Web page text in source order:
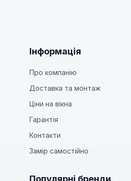
Інформація
Про компанію
Доставка та монтаж
Ціни на вікна
Гарантія
Контакти
Замір самостійно
Популярні бренди